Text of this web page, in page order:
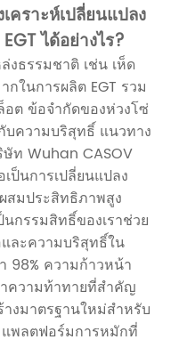
คราะห์เปลี่ยนแปลง
ได้อย่างไร?
งธรรมชาติ เช่น เห็ด
ในการผลิต EGT รวม
ต ข้อจำกัดของห่วงโซ่
บความบริสุทธิ์ แนวทาง
ษัท Wuhan CASOV
ป็นการเปลี่ยนแปลง
สมประสิทธิภาพสูง
กรรมสิทธิ์ของเราช่วย
ละความบริสุทธิ์ใน
98% ความก้าวหน้า
ความท้าทายที่สำคัญ
งมาตรฐานใหม่สำหรับ
พลตฟอร์มการหมักที่